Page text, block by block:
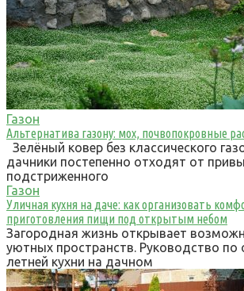
Газон
Альтернатива газону: мох, почвопокровные
Зелёный ковер без классического
дачники постепенно отходят от
подстриженного
Газон
Уличная кухня на даче: как организовать
приготовления пищи под открытым небом
Загородная жизнь открывает
уютных пространств. Руководство по
летней кухни на дачном